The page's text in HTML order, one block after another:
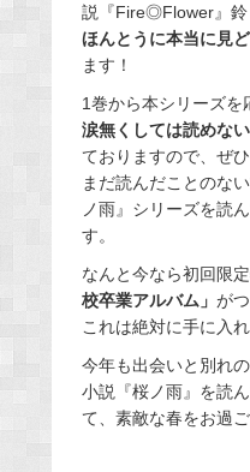
説『Fire◎Flower』鈴
ほんとうに本当に見
ます！
1巻から本シリーズを
涙無くしては読めな
ておりますので、ぜ
まだ読んだことのな
ノ雨』シリーズを読
す。
なんと今なら初回限定
校卒業アルバム」 が
これは絶対に手に入
今年も出会いと別れ
小説『桜ノ雨』を読
て、素敵な春をお過